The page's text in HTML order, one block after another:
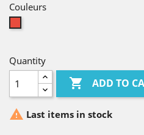
Couleurs
Quantity
 ADD TO
 Last items in stock